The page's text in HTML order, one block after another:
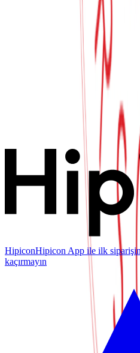
HipiconHipicon App ile ilk
kaçırmayın